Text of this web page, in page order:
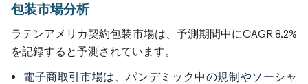
包装市場分析
ラテンアメリカ契約包装市場は、予測期間中にCAGR 8.2%
を記録すると予測されています。
電子商取引市場は、パンデミック中の規制やソーシャ